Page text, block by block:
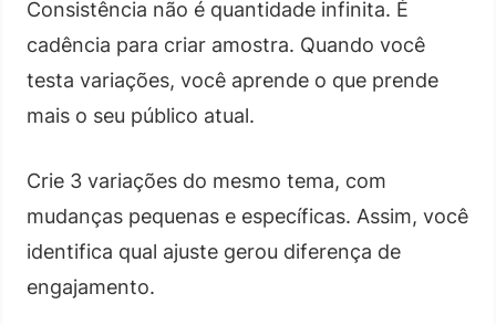
Consistência não é quantidade infinita. É
cadência para criar amostra. Quando você
testa variações, você aprende o que prende
mais o seu público atual.
Crie 3 variações do mesmo tema, com
mudanças pequenas e específicas. Assim, você
identifica qual ajuste gerou diferença de
engajamento.